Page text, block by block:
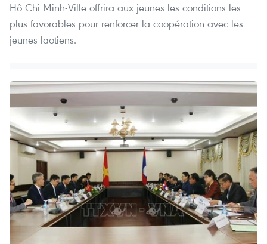
Hô Chi Minh-Ville offrira aux jeunes les conditions les
plus favorables pour renforcer la coopération avec les
jeunes laotiens.